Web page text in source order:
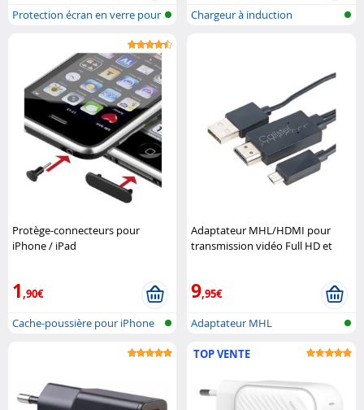
Protection écran en verre pour
Chargeur à induction
Protège-connecteurs pour
iPhone / iPad
1,90€
Cache-poussière pour iPhone
Adaptateur MHL/HDMI pour
transmission vidéo Full HD et
9,95€
Adaptateur MHL
TOP VENTE